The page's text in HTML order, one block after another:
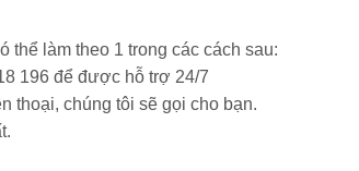
thể làm theo 1 trong các cách sau:
196 để được hỗ trợ 24/7
thoại, chúng tôi sẽ gọi cho bạn.